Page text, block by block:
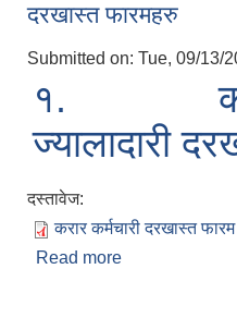
दरखास्त फारमहरु
Submitted on: Tue, 09/13/
१.
ज्यालादारी
दस्तावेज:
करार कर्मचारी दरखास्त
Read more